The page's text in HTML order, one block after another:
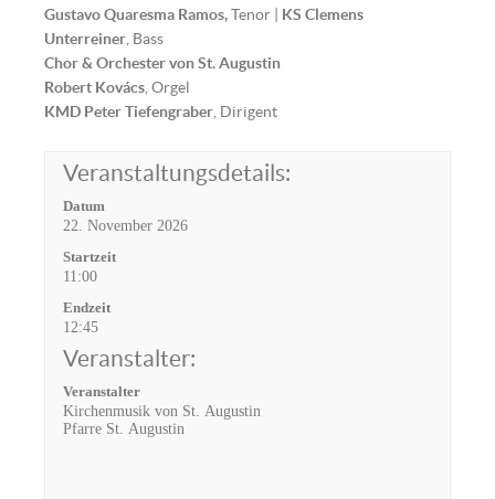
Gustavo Quaresma Ramos,Tenor | KS Clemens
Unterreiner , Bass
Chor & Orchester von St. Augustin
Robert Kovács , Orgel
KMD Peter Tiefengraber , Dirigent
Veranstaltungsdetails:
Datum
22. November 2026
Startzeit
11:00
Endzeit
12:45
Veranstalter:
Veranstalter
Kirchenmusik von St. Augustin
Pfarre St. Augustin